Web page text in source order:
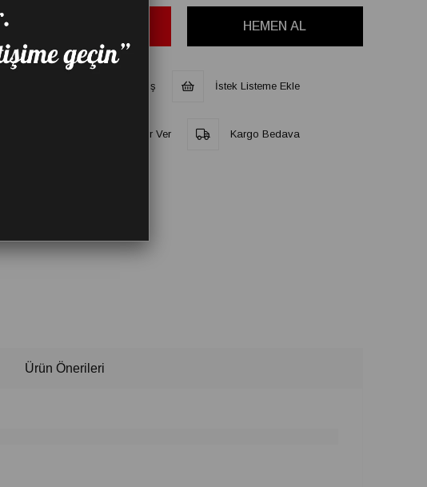
Telefonla Sipariş İstek Listeme Ekle
Fiyat Düşünce Haber Ver Kargo Bedava
Ürün Önerileri